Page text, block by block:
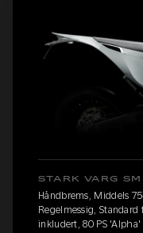
STARK VARG SM
Håndbrems, Middels
Regelmessig,
inkludert, 80 PS 'Alpha'